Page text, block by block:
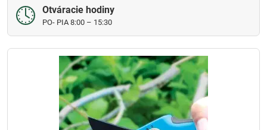
Otváracie hodiny
PO- PIA 8:00 – 15:30